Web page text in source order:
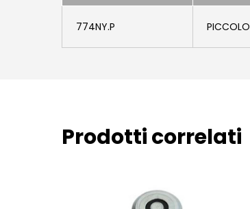
774NY.P PICCOLO
Prodotti correlati